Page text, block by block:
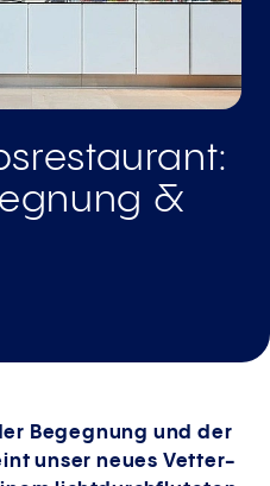
&
Begegnung und der
unser neues Vetter-